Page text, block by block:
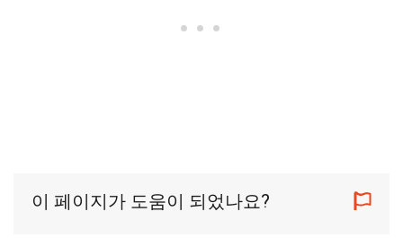
이 페이지가 도움이 되었나요?